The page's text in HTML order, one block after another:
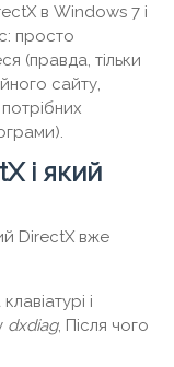
в Windows 7 і
просто
(правда, тільки
сайту,
і який
DirectX вже
і
dxdiag, Після чого